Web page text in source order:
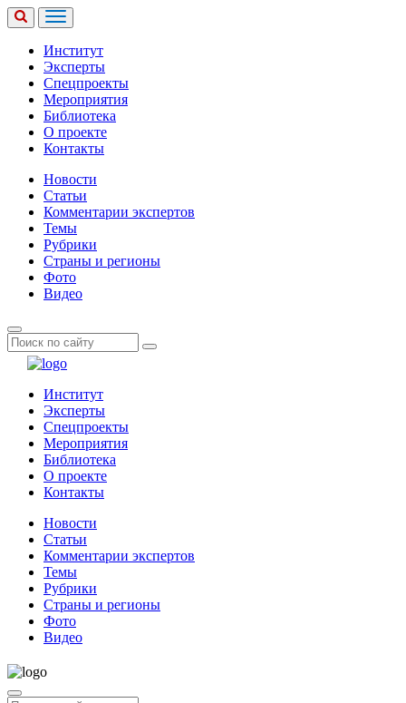
Институт
Эксперты
Спецпроекты
Мероприятия
Библиотека
О проекте
Контакты
Новости
Статьи
Комментарии экспертов
Темы
Рубрики
Страны и регионы
Фото
Видео
Институт
Эксперты
Спецпроекты
Мероприятия
Библиотека
О проекте
Контакты
Новости
Статьи
Комментарии экспертов
Темы
Рубрики
Страны и регионы
Фото
Видео